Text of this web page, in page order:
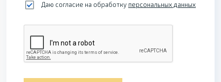
Даю согласие на обработку персональных данных